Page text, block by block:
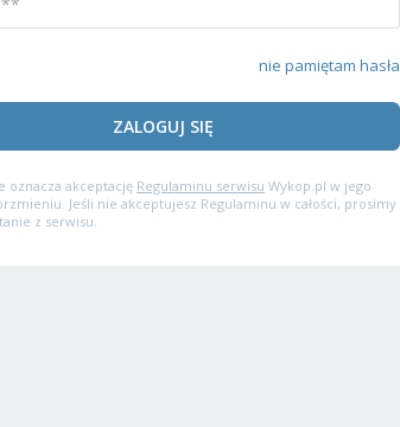
nie pamiętam hasła
ZALOGUJ SIĘ
oznacza akceptację Regulaminu serwisu Wykop.pl w jego
Jeśli nie akceptujesz Regulaminu w całości, prosimy
z serwisu.